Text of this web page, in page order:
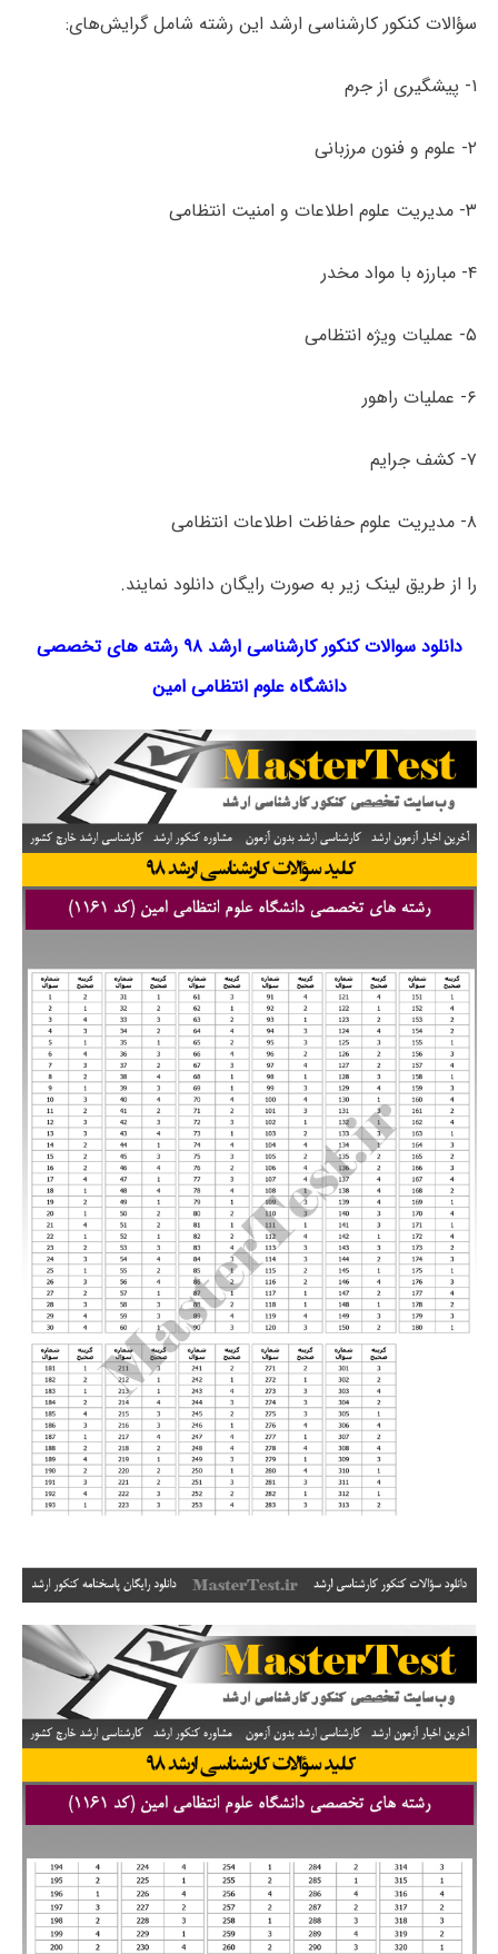
سؤالات کنکور کارشناسی ارشد این رشته شامل گرایش‌های:
۱- پیشگیری از جرم
۲- علوم و فنون مرزبانی
۳- مدیریت علوم اطلاعات و امنیت انتظامی
۴- مبارزه با مواد مخدر
۵- عملیات ویژه انتظامی
۶- عملیات راهور
۷- کشف جرایم
۸- مدیریت علوم حفاظت اطلاعات انتظامی
را از طریق لینک‌ زیر به صورت رایگان دانلود نمایند.
دانلود سوالات کنکور کارشناسی ارشد ۹۸ رﺷﺘﻪ ﻫﺎی تخصصی
داﻧﺸﮕﺎه ﻋﻠﻮم اﻧﺘﻈﺎمی اﻣﻴﻦ